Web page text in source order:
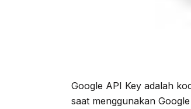
Google API Key adalah
saat menggunakan